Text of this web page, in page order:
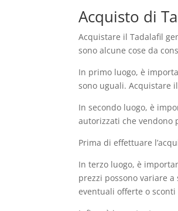
Acquisto di
Acquistare il Tadalafil
sono alcune cose da
In primo luogo, è
sono uguali. Acquistare
In secondo luogo, è
autorizzati che vendono
Prima di effettuare
In terzo luogo, è
prezzi possono variare
eventuali offerte o